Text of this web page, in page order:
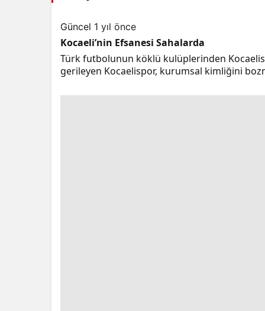
Güncel 1 yıl önce
Kocaeli’nin Efsanesi Sahalarda
Türk futbolunun köklü kulüplerinden
gerileyen Kocaelispor, kurumsal kimliğini